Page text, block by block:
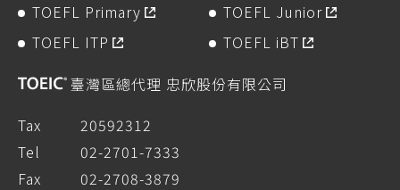
TOEFL Primary
TOEFL Junior
TOEFL ITP
TOEFL iBT
臺灣區總代理 忠欣股份有限公司
Tax
20592312
Tel
02-2701-7333
Fax
02-2708-3879